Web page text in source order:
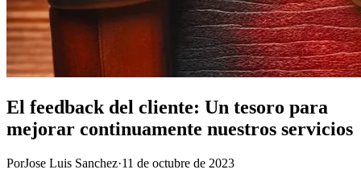
El feedback del cliente: Un tesoro para
mejorar continuamente nuestros servicios
PorJose Luis Sanchez·11 de octubre de 2023